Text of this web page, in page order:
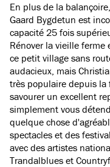
En plus de la
Gaard Bygdetun est
capacité 25 fois
Rénover la vieille ferme
ce petit village sans
audacieux, mais
très populaire depuis la
savourer un excellent
simplement vous
quelque chose
spectacles et des
avec des artistes
Trandalblues et